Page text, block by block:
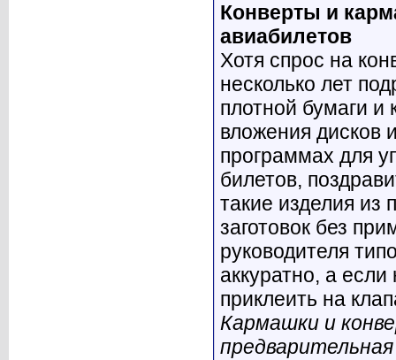
Конверты и
авиабилетов
Хотя спрос на
несколько лет
плотной бумаги
вложения дисков
программах для
билетов,
такие изделия из
заготовок без
руководителя
аккуратно, а
приклеить на
Кармашки и